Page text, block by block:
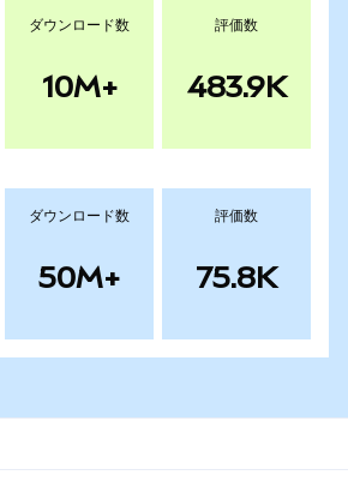
ダウンロード数
10M+
評価数
483.9K
ダウンロード数
50M+
評価数
75.8K